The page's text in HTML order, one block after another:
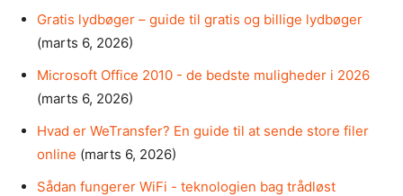
Gratis lydbøger – guide til gratis og billige lydbøger
(marts 6, 2026)
Microsoft Office 2010 - de bedste muligheder i 2026
(marts 6, 2026)
Hvad er WeTransfer? En guide til at sende store filer
online (marts 6, 2026)
Sådan fungerer WiFi - teknologien bag trådløst